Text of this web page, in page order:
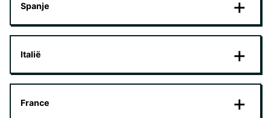
Spanje
Italië
France